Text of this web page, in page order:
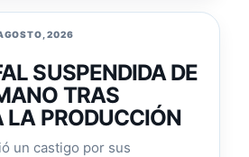
2026
SUSPENDIDA DE
TRAS
LA PRODUCCIÓN
un castigo por sus